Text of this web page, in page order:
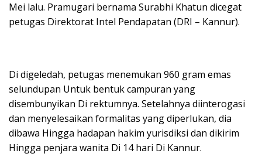
Mei lalu. Pramugari bernama Surabhi Khatun dicegat
petugas Direktorat Intel Pendapatan (DRI – Kannur).
Di digeledah, petugas menemukan 960 gram emas
selundupan Untuk bentuk campuran yang
disembunyikan Di rektumnya. Setelahnya diinterogasi
dan menyelesaikan formalitas yang diperlukan, dia
dibawa Hingga hadapan hakim yurisdiksi dan dikirim
Hingga penjara wanita Di 14 hari Di Kannur.